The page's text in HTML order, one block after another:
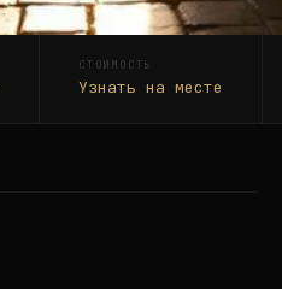
СТОИМОСТЬ
Узнать на месте